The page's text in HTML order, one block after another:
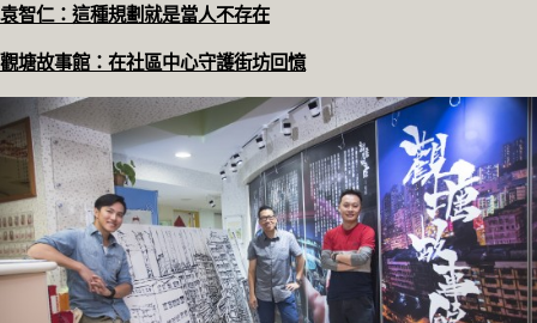
袁智仁：這種規劃就是當人不存在
觀塘故事館：在社區中心守護街坊回憶